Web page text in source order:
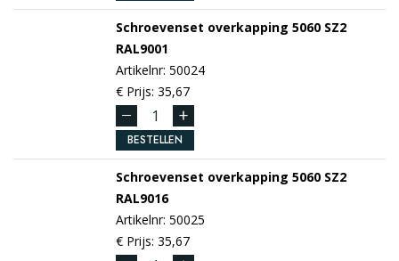
Schroevenset overkapping 5060 SZ2
RAL9001
Artikelnr: 50024
€ Prijs: 35,67
BESTELLEN
Schroevenset overkapping 5060 SZ2
RAL9016
Artikelnr: 50025
€ Prijs: 35,67